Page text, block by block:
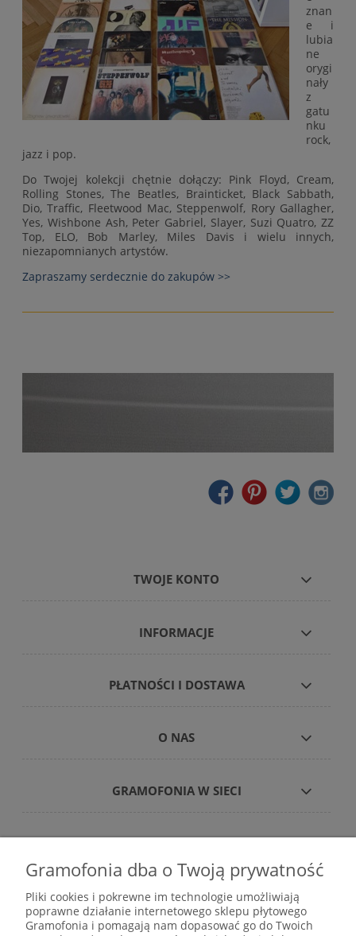
znan
e i
lubia
ne
orygi
nały
z
gatu
nku
rock,
jazz i pop.
Do Twojej kolekcji chętnie dołączy: Pink Floyd, Cream,
Rolling Stones, The Beatles, Brainticket, Black Sabbath,
Dio, Traffic, Fleetwood Mac, Steppenwolf, Rory Gallagher,
Yes, Wishbone Ash, Peter Gabriel, Slayer, Suzi Quatro, ZZ
Top, ELO, Bob Marley, Miles Davis i wielu innych,
niezapomnianych artystów.
Zapraszamy serdecznie do zakupów >>
TWOJE KONTO
INFORMACJE
PŁATNOŚCI I DOSTAWA
O NAS
GRAMOFONIA W SIECI
gramofonia.com
kontakt@gramofonia.info
+48 601 262 000
Gramofonia dba o Twoją prywatność
Pliki cookies i pokrewne im technologie umożliwiają
poprawne działanie internetowego sklepu płytowego
Gramofonia i pomagają nam dopasować go do Twoich